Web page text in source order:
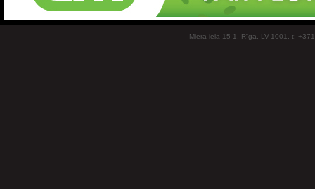
Miera iela 15-1, Rīga, LV-1001, t: